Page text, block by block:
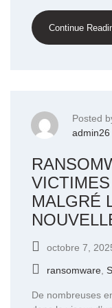
Continue
Posted
admin26
MALGRÉ
octobre 7,
ransomware
De nombreuses